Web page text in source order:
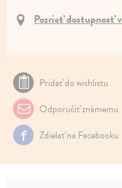
Pozrieť dostupnosť
Pridať do wishlistu
Odporučiť známemu
Zdielať na Facebooku